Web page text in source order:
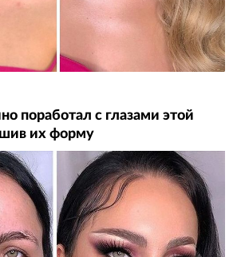
поработал с глазами этой
их форму